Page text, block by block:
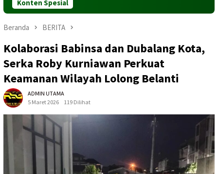
Konten Spesial
Beranda BERITA
Kolaborasi Babinsa dan Dubalang Kota,
Serka Roby Kurniawan Perkuat
Keamanan Wilayah Lolong Belanti
ADMIN UTAMA
5 Maret 2026
119 Dilihat